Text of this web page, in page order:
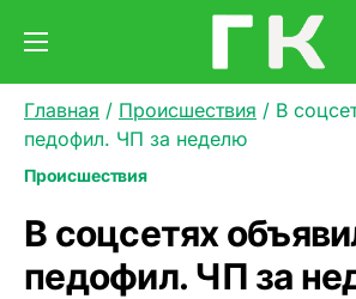
Главная / Происшествия / В
педофил. ЧП за неделю
Происшествия
В соцсетях
педофил. ЧП за